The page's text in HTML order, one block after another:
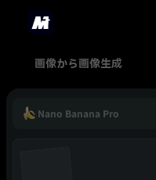
画像から画像生成
Nano Banana Pro